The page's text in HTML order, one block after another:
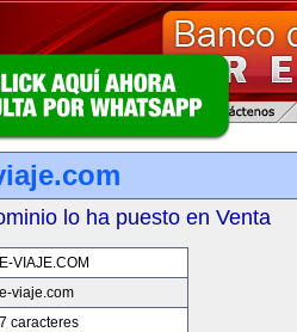
lo ha puesto en Venta
E-VIAJE.COM
e-viaje.com
7 caracteres